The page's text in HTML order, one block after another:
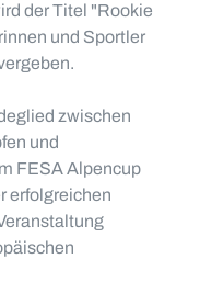
der Titel "Rookie
und Sportler
zwischen
und
FESA Alpencup
erfolgreichen